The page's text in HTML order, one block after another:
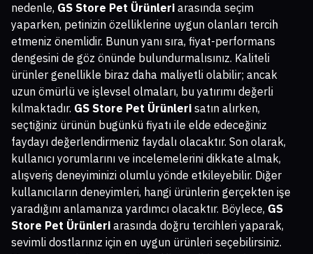
nedenle, GS Store Pet Ürünleri arasında seçim
yaparken, petinizin özelliklerine uygun olanları tercih
etmeniz önemlidir. Bunun yanı sıra, fiyat-performans
dengesini de göz önünde bulundurmalısınız. Kaliteli
ürünler genellikle biraz daha maliyetli olabilir; ancak
uzun ömürlü ve işlevsel olmaları, bu yatırımı değerli
kılmaktadır. GS Store Pet Ürünleri satın alırken,
seçtiğiniz ürünün bugünkü fiyatı ile elde edeceğiniz
faydayı değerlendirmeniz faydalı olacaktır. Son olarak,
kullanıcı yorumlarını ve incelemelerini dikkate almak,
alışveriş deneyiminizi olumlu yönde etkileyebilir. Diğer
kullanıcıların deneyimleri, hangi ürünlerin gerçekten işe
yaradığını anlamanıza yardımcı olacaktır. Böylece, GS
Store Pet Ürünleri arasında doğru tercihleri yaparak,
sevimli dostlarınız için en uygun ürünleri seçebilirsiniz.